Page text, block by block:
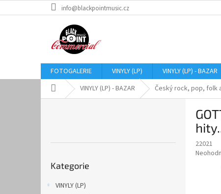
na
info@blackpointmusic.cz
FOTOGALERIE VINYLY (LP) VINYLY (LP) - BAZAR
Domů VINYLY (LP) - BAZAR Český rock, pop, folk
kategorie
Kategorie
VINYLY (LP)
22021